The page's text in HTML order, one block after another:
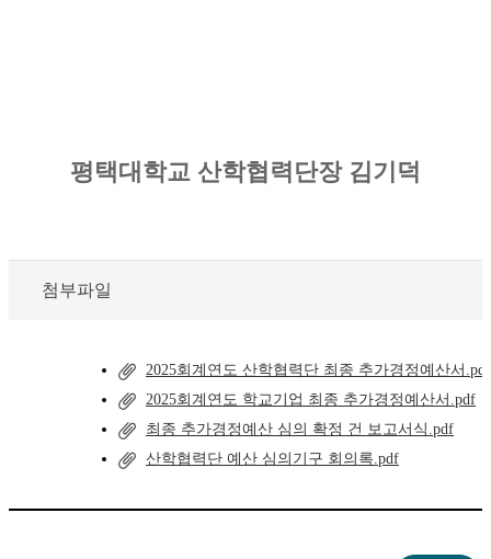
평택대학교 산학협력단장 김기덕
첨부파일
2025회계연도 산학협력단 최종 추가경정예산서.pdf
2025회계연도 학교기업 최종 추가경정예산서.pdf
최종 추가경정예산 심의 확정 건 보고서식.pdf
산학협력단 예산 심의기구 회의록.pdf